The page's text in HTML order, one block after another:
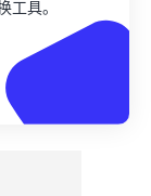
工具。